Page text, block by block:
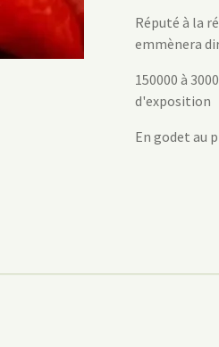
Réputé à la
emmènera
150000 à
d'exposition
En godet au